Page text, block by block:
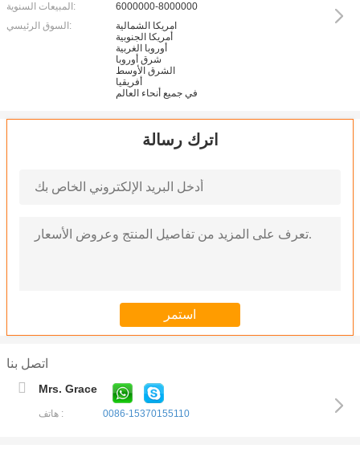
المبيعات السنوية:
6000000-8000000
السوق الرئيسي:
امريكا الشمالية
أمريكا الجنوبية
أوروبا الغربية
شرق أوروبا
الشرق الأوسط
أفريقيا
في جميع أنحاء العالم
اترك رسالة
اتصل بنا
Mrs. Grace
هاتف : 0086-15370155110